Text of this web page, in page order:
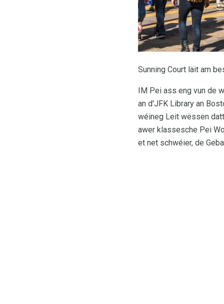
Sunning Court läit am
IM Pei ass eng vun de
an d'JFK Library an
wéineg Leit wëssen
awer klassesche Pei
et net schwéier, de